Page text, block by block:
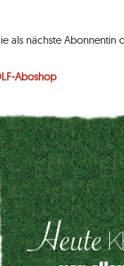
als nächste
Aboshop